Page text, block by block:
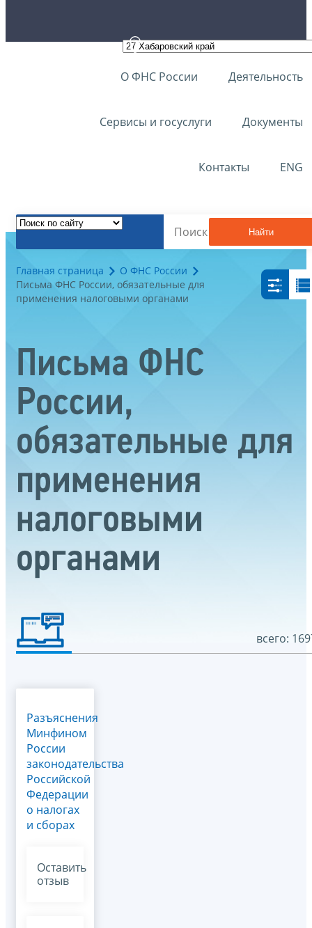
О ФНС России Деятельность
Сервисы и госуслуги Документы
Контакты ENG
Найти
Главная страница
О ФНС России
Письма ФНС России, обязательные для
применения налоговыми органами
Письма ФНС
России,
обязательные для
применения
налоговыми
органами
всего:
Разъяснения
Минфином
России
законодательства
Российской
Федерации
о налогах
и сборах
Оставить
отзыв